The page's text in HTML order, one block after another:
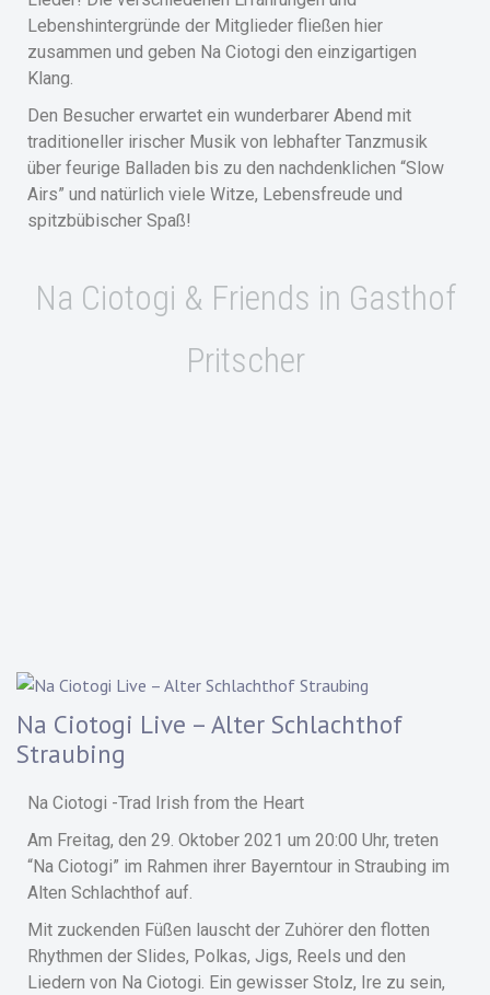
Lebenshintergründe der Mitglieder fließen hier
zusammen und geben Na Ciotogi den einzigartigen
Klang.
Den Besucher erwartet ein wunderbarer Abend mit
traditioneller irischer Musik von lebhafter Tanzmusik
über feurige Balladen bis zu den nachdenklichen “Slow
Airs” und natürlich viele Witze, Lebensfreude und
spitzbübischer Spaß!
Na Ciotogi & Friends in Gasthof
Pritscher
Na Ciotogi Live – Alter Schlachthof
Straubing
Na Ciotogi -Trad Irish from the Heart
Am Freitag, den 29. Oktober 2021 um 20:00 Uhr, treten
“Na Ciotogi” im Rahmen ihrer Bayerntour in Straubing im
Alten Schlachthof auf.
Mit zuckenden Füßen lauscht der Zuhörer den flotten
Rhythmen der Slides, Polkas, Jigs, Reels und den
Liedern von Na Ciotogi. Ein gewisser Stolz, Ire zu sein,